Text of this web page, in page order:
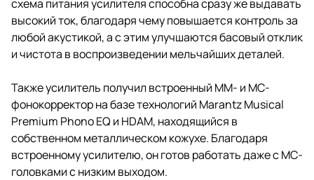
схема питания усилителя способна сразу же выдавать
высокий ток, благодаря чему повышается контроль за
любой акустикой, а с этим улучшаются басовый отклик
и чистота в воспроизведении мельчайших деталей.
Также усилитель получил встроенный MM- и MC-
фонокорректор на базе технологий Marantz Musical
Premium Phono EQ и HDAM, находящийся в
собственном металлическом кожухе. Благодаря
встроенному усилителю, он готов работать даже с MC-
головками с низким выходом.